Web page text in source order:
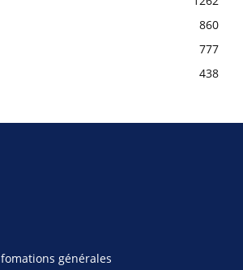
860
777
438
générales